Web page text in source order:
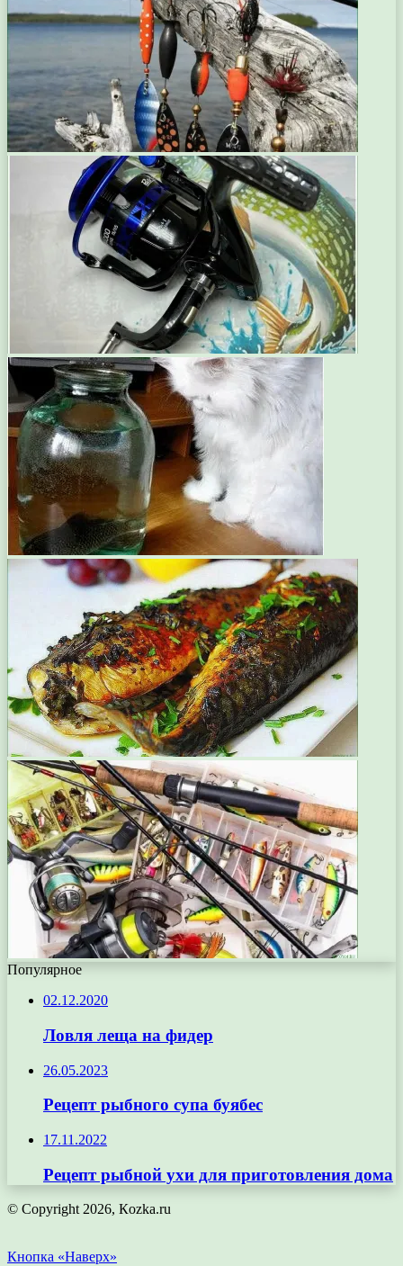
Популярное
02.12.2020
Ловля леща на фидер
26.05.2023
Рецепт рыбного супа буябес
17.11.2022
Рецепт рыбной ухи для приготовления дома
© Copyright 2026, Кozka.ru
Кнопка «Наверх»